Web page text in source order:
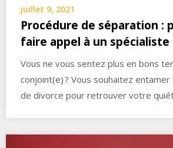
juillet 9, 2021
Procédure de séparation :
faire appel à un spécialiste
Vous ne vous sentez plus en bons
conjoint(e) ? Vous souhaitez
de divorce pour retrouver votre